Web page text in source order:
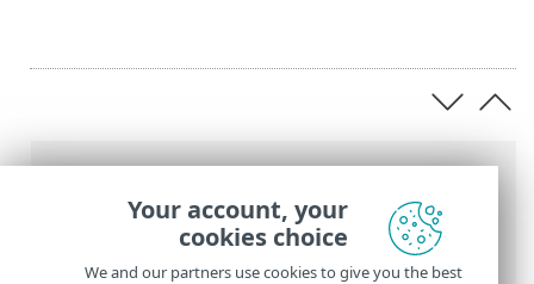
تعليمات ESET عبر الإنترنت >
ESET Glossary
الاكتشافات >
فيروس > الفيروسات الراجعة
Your account, your
cookies choice
We and our partners use cookies to give you the best